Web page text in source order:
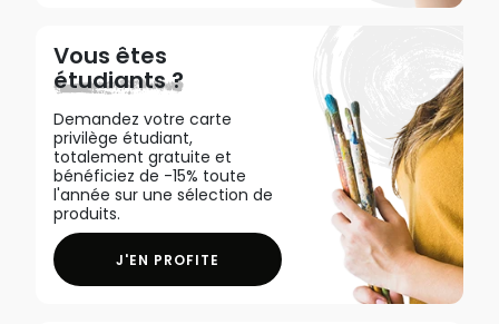
Vous êtes
étudiants ?
Demandez votre carte
privilège étudiant,
totalement gratuite et
bénéficiez de -15% toute
l'année sur une sélection de
produits.
J'EN PROFITE